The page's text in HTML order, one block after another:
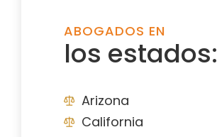
ABOGADOS EN
los estados:
Arizona
California